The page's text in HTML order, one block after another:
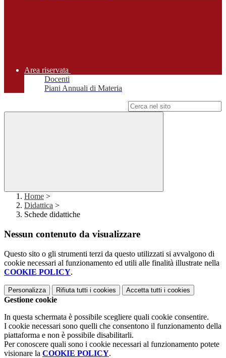
Area riservata
Docenti
Piani Annuali di Materia
Home >
Didattica >
Schede didattiche
Nessun contenuto da visualizzare
Questo sito o gli strumenti terzi da questo utilizzati si avvalgono di
cookie necessari al funzionamento ed utili alle finalità illustrate nella
COOKIE POLICY.
Personalizza Rifiuta tutti i cookies Accetta tutti i cookies
Gestione cookie
In questa schermata è possibile scegliere quali cookie consentire.
I cookie necessari sono quelli che consentono il funzionamento della
piattaforma e non è possibile disabilitarli.
Per conoscere quali sono i cookie necessari al funzionamento potete
visionare la COOKIE POLICY.